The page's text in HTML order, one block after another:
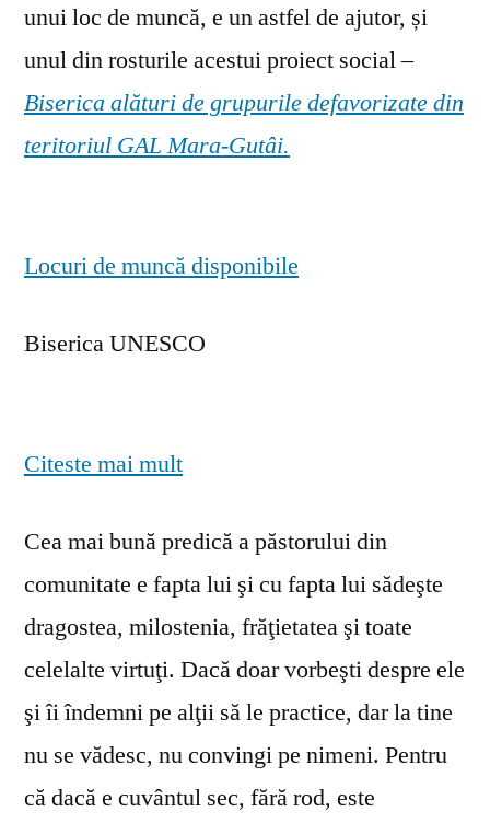
unui loc de muncă, e un astfel de ajutor, și
unul din rosturile acestui proiect social –
Biserica alături de grupurile defavorizate din
teritoriul GAL Mara-Gutâi.
Locuri de muncă disponibile
Biserica UNESCO
Citeste mai mult
Cea mai bună predică a păstorului din
comunitate e fapta lui şi cu fapta lui sădeşte
dragostea, milostenia, frăţietatea şi toate
celelalte virtuţi. Dacă doar vorbeşti despre ele
şi îi îndemni pe alţii să le practice, dar la tine
nu se vă­desc, nu convingi pe nimeni. Pentru
că dacă e cuvântul sec, fără rod, este